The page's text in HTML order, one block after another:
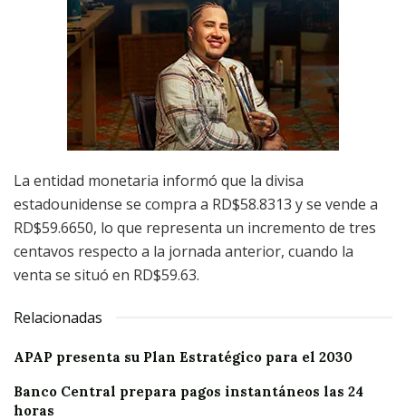
La entidad monetaria informó que la divisa
estadounidense se compra a RD$58.8313 y se vende a
RD$59.6650, lo que representa un incremento de tres
centavos respecto a la jornada anterior, cuando la
venta se situó en RD$59.63.
Relacionadas
APAP presenta su Plan Estratégico para el 2030
Banco Central prepara pagos instantáneos las 24
horas